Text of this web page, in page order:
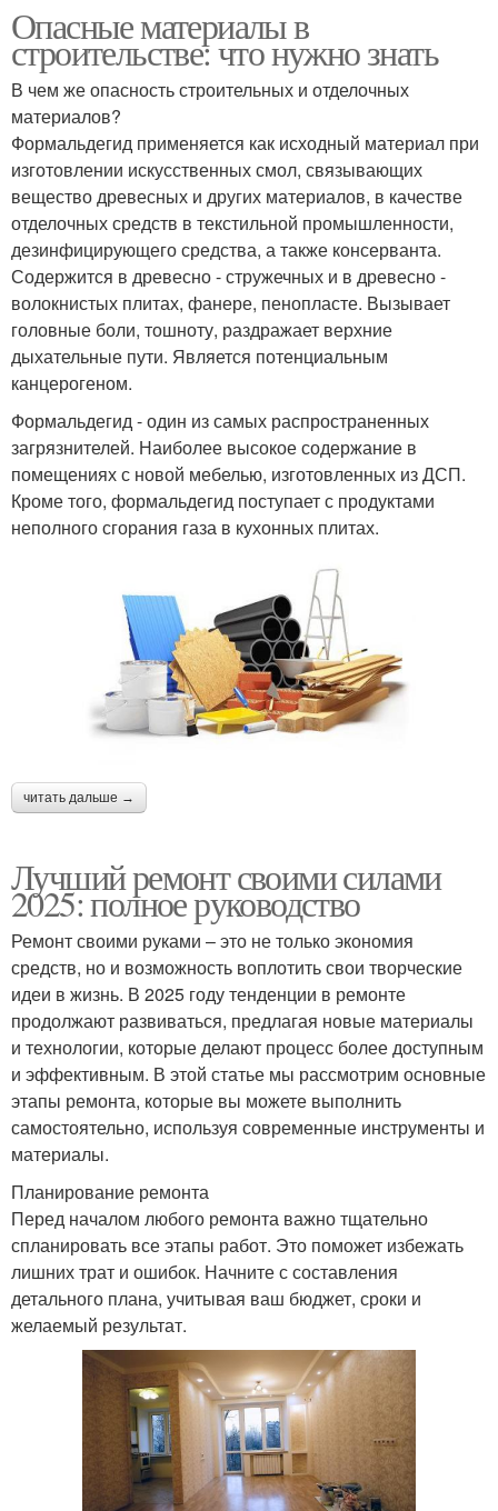
Опасные материалы в
строительстве: что нужно знать
В чем же опасность строительных и отделочных
материалов?
Формальдегид применяется как исходный материал при
изготовлении искусственных смол, связывающих
вещество древесных и других материалов, в качестве
отделочных средств в текстильной промышленности,
дезинфицирующего средства, а также консерванта.
Содержится в древесно - стружечных и в древесно -
волокнистых плитах, фанере, пенопласте. Вызывает
головные боли, тошноту, раздражает верхние
дыхательные пути. Является потенциальным
канцерогеном.
Формальдегид - один из самых распространенных
загрязнителей. Наиболее высокое содержание в
помещениях с новой мебелью, изготовленных из ДСП.
Кроме того, формальдегид поступает с продуктами
неполного сгорания газа в кухонных плитах.
читать дальше →
Лучший ремонт своими силами
2025: полное руководство
Ремонт своими руками – это не только экономия
средств, но и возможность воплотить свои творческие
идеи в жизнь. В 2025 году тенденции в ремонте
продолжают развиваться, предлагая новые материалы
и технологии, которые делают процесс более доступным
и эффективным. В этой статье мы рассмотрим основные
этапы ремонта, которые вы можете выполнить
самостоятельно, используя современные инструменты и
материалы.
Планирование ремонта
Перед началом любого ремонта важно тщательно
спланировать все этапы работ. Это поможет избежать
лишних трат и ошибок. Начните с составления
детального плана, учитывая ваш бюджет, сроки и
желаемый результат.